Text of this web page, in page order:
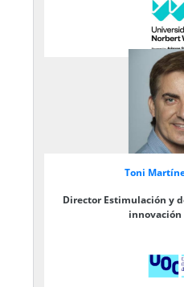
Toni
Director Estimulación y